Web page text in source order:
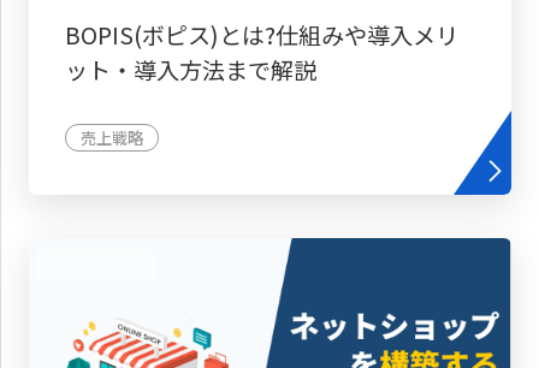
BOPIS(ボピス)とは?仕組みや導入メリ
ット・導入方法まで解説
売上戦略